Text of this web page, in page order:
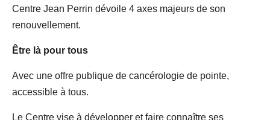
Centre Jean Perrin dévoile 4 axes majeurs de son
renouvellement.
Être là pour tous
Avec une offre publique de cancérologie de pointe,
accessible à tous.
Le Centre vise à développer et faire connaître ses